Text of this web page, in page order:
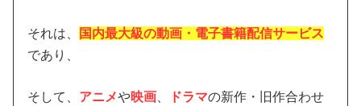
それは、
国内最大級の動画・電子書籍配信サービス
であり、
そして、 アニメや映画 ドラマの新作・旧作合わせ